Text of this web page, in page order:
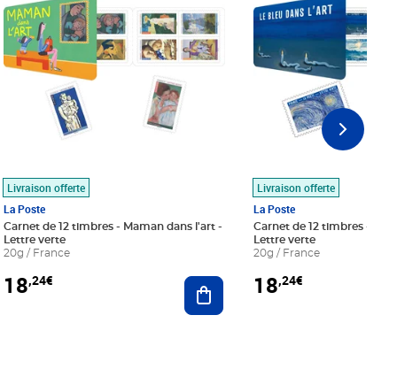
au panier
Livraison offerte
La Poste
Carnet de 12 timbres - Maman dans l'art -
Lettre verte
20g / France
18,24€ Ajouter au panier
Livraison offerte
La Poste
Carnet de 12 timbres - Le
Lettre verte
20g / France
18,24€